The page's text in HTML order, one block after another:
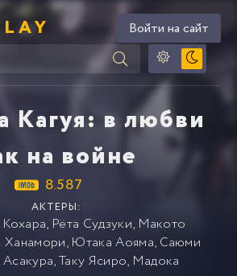
Войти на сайт
Кагуя: в любви
на войне
8.587
АКТЕРЫ:
, Рёта Судзуки, Макото
, Ютака Аояма, Саюми
,Таку Ясиро, Мадока